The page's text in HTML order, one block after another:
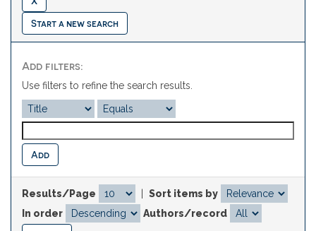
Start a new search
Add filters:
Use filters to refine the search results.
Results/Page
Sort items by
In order
Authors/record